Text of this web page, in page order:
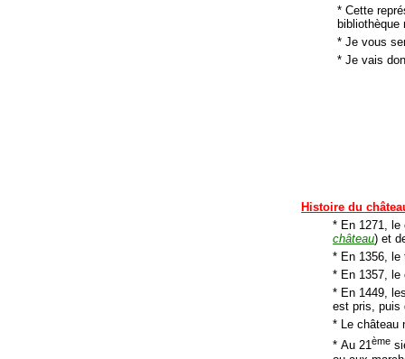
* Cette
bibliothèque
* Je vous
* Je vais
Histoire du
* En 1271, le
château) et
* En 1356, le
* En 1357, le
* En 1449,
est pris, puis
* Le château
* Au 21ème